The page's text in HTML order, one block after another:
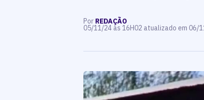
Por REDAÇÃO
05/11/24 às 16H02 atualizado em 06/